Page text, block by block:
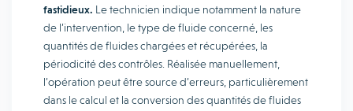
fastidieux. Le technicien indique notamment la nature
de l’intervention, le type de fluide concerné, les
quantités de fluides chargées et récupérées, la
périodicité des contrôles. Réalisée manuellement,
l’opération peut être source d’erreurs, particulièrement
dans le calcul et la conversion des quantités de fluides